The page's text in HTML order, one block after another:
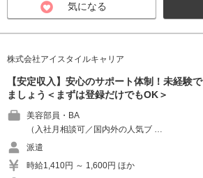
気になる
株式会社アイスタイルキャリア
【安定収入】安心のサポート体制！未経験
ましょう＜まずは登録だけでもOK＞
美容部員・BA
（入社月相談可／国内外の人気ブ …
派遣
時給1,410円 ～ 1,600円 ほか